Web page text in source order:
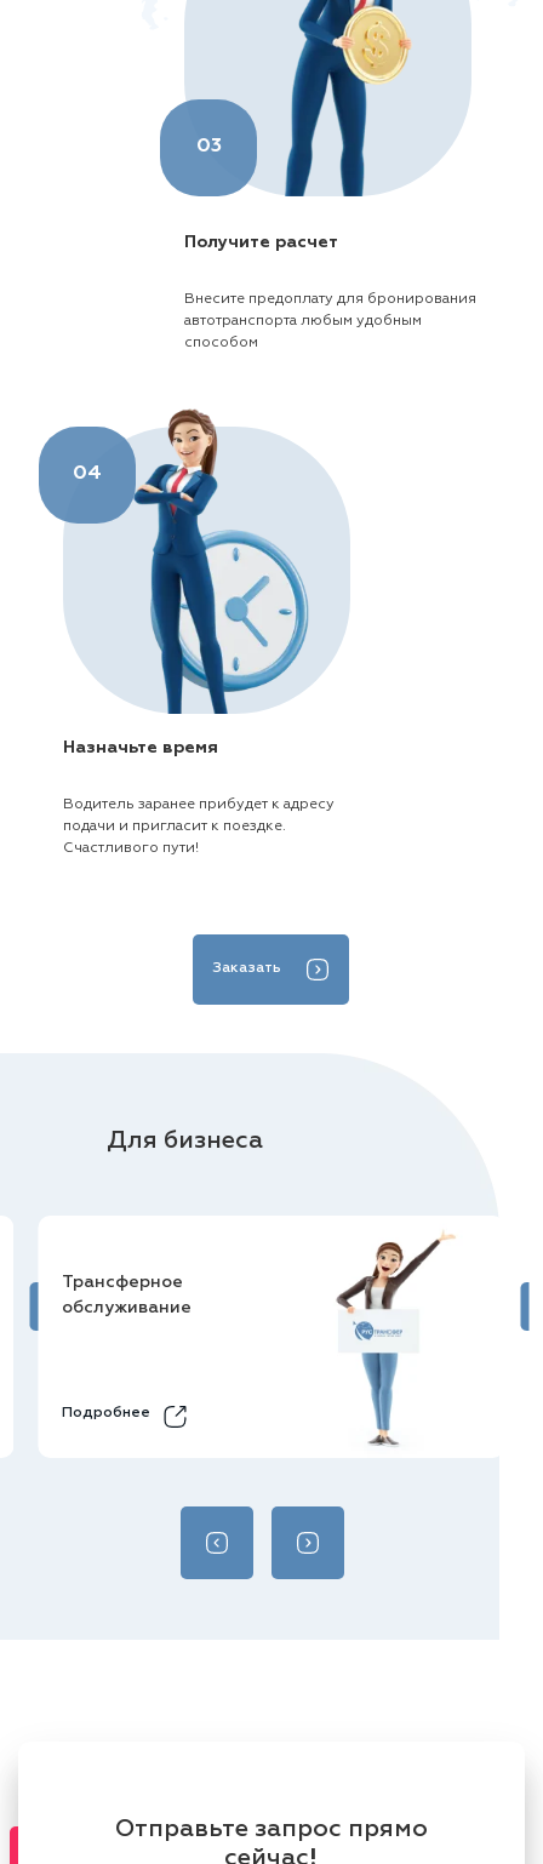
03
Получите расчет
Внесите предоплату для бронирования
автотранспорта любым удобным
способом
04
Назначьте время
Водитель заранее прибудет к адресу
подачи и пригласит к поездке.
Счастливого пути!
Заказать
Для бизнеса
Трансферное
обслуживание
Подробнее
Отправьте запрос прямо
сейчас!